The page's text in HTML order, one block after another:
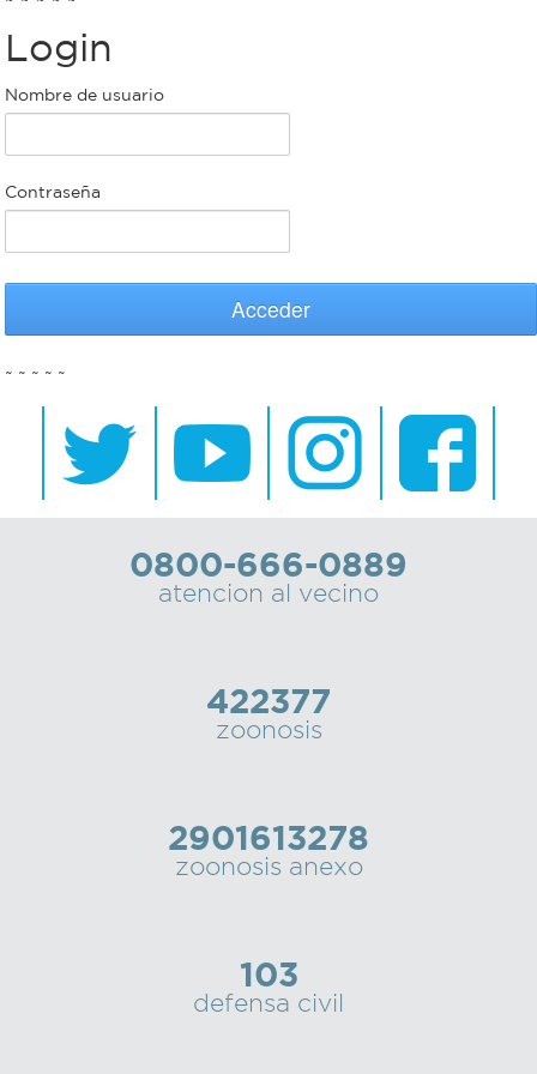
Bromatología
Rentas
Municipal
bondi
Recorrido
colectivos
Recarga
Personal
municipal
Login
Nombre de usuario
Contraseña
Acceder
~ ~ ~ ~ ~
0800-666-0889
atencion al vecino
422377
zoonosis
2901613278
zoonosis anexo
103
defensa civil